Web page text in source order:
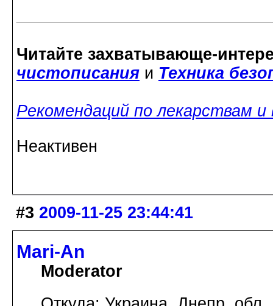
Читайте захватывающе-
чистописания и Техника
Рекомендаций по лекарствам
Неактивен
#3 2009-11-25 23:44:41
Mari-An
Moderator